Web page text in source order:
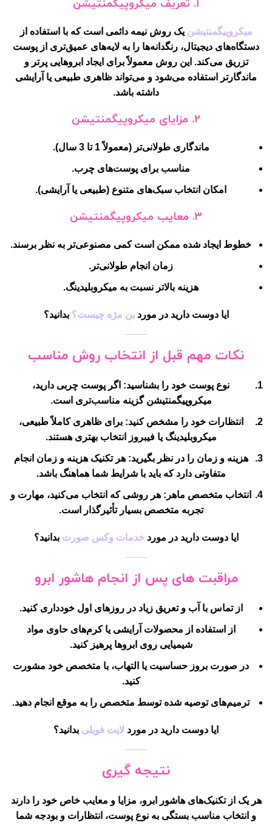
1. تعریف میکروپیگمنتیشن
میکروپیگمنتیشن یک روش نیمه دائمی است که با استفاده از
دستگاه‌های دیجیتال، رنگدانه‌ها را به لایه‌های عمیق‌تری از پوست
تزریق می‌کند. این روش معمولاً برای ایجاد ابروهایی پرتر و
ماندگارتر استفاده می‌شود و می‌تواند ظاهری طبیعی یا آرایشی
داشته باشد.
2. مزایای میکروپیگمنتیشن
ماندگاری طولانی‌تر (معمولاً 1 تا 3 سال).
مناسب برای پوست‌های چرب.
امکان انتخاب سبک‌های متنوع (طبیعی یا آرایشی).
3. معایب میکروپیگمنتیشن
خطوط ایجاد شده ممکن است کمی مصنوعی‌تر به نظر برسند.
زمان انجام طولانی‌تر.
هزینه بالاتر نسبت به میکروبلیدینگ.
ایا دوست دارید در موردبن مژه چیست؟ بدانید؟
نکات مهم قبل از انتخاب روش مناسب
نوع پوست خود را بشناسید: اگر پوست چربی دارید،
میکروپیگمنتیشن گزینه مناسب‌تری است.
انتظارات خود را مشخص کنید: برای ظاهری کاملاً طبیعی،
میکروبلیدینگ یا فیبروز انتخاب بهتری هستند.
هزینه و زمان را در نظر بگیرید: هر تکنیک هزینه و زمان انجام
متفاوتی دارد که باید با شرایط شما هماهنگ باشد.
انتخاب متخصص ماهر: هر روشی که انتخاب می‌کنید، مهارت و
تجربه متخصص بسیار تأثیرگذار است.
ایا دوست دارید در موردخدمات وکس صورت بدانید؟
مراقبت های پس از انجام هاشور ابرو
از تماس با آب و تعریق زیاد در روزهای اول خودداری کنید.
از استفاده از محصولات آرایشی یا کرم‌های حاوی مواد
شیمیایی روی ابروها پرهیز کنید.
در صورت بروز حساسیت یا التهاب، با متخصص خود مشورت
کنید.
ترمیم‌های توصیه شده توسط متخصص را به موقع انجام دهید.
ایا دوست دارید در مورد لایت فویلی بدانید؟
نتیجه گیری
هر یک از تکنیک‌های هاشور ابرو، مزایا و معایب خاص خود را دارند
و انتخاب مناسب بستگی به نوع پوست، انتظارات و بودجه شما